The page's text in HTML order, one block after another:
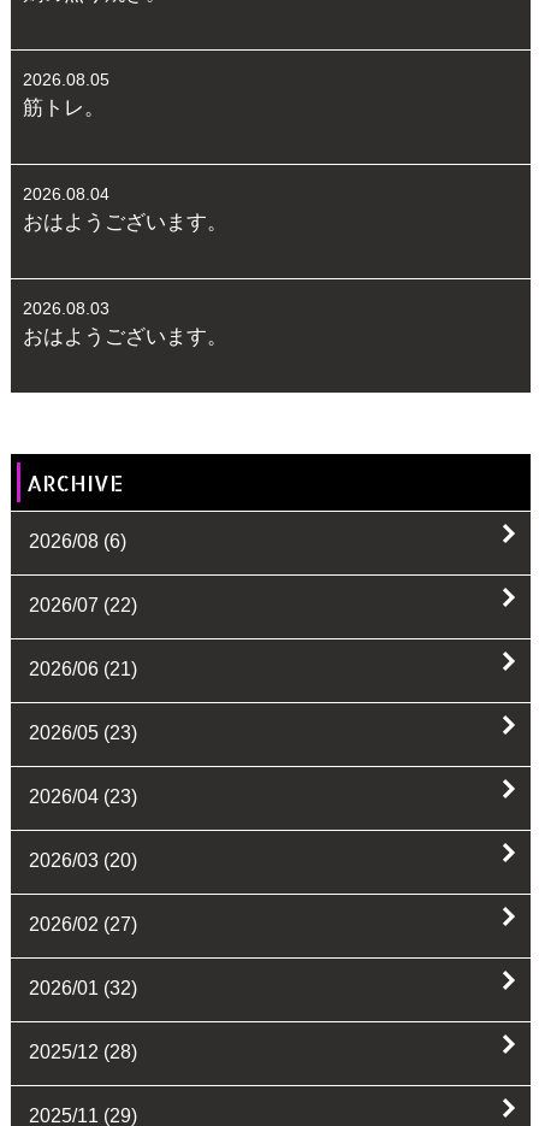
2026.08.05
筋トレ。
2026.08.04
おはようございます。
2026.08.03
おはようございます。
ARCHIVE
2026/08(6)
2026/07 (22)
2026/06(21)
2026/05(23)
2026/04(23)
2026/03(20)
2026/02 (27)
2026/01 (32)
2025/12 (28)
2025/11 (29)